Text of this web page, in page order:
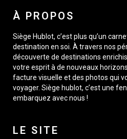
À PROPOS
Siège Hublot, c’est plus qu’un
destination en soi. À travers nos
découverte de destinations
votre esprit à de nouveaux
facture visuelle et des photos qui
voyager. Siège hublot, c’est une
embarquez avec nous !
LE SITE